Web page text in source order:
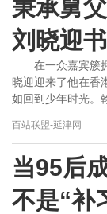
秉承舅
刘晓迎
在一众嘉宾簇
晓迎迎来了他在香
如回到少年时光。
百站联盟-延津网
当95后
不是“补